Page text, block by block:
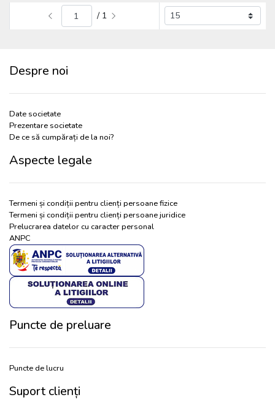
/ 1
Despre noi
Date societate
Prezentare societate
De ce să cumpărați de la noi?
Aspecte legale
Termeni și condiții pentru clienți persoane fizice
Termeni și condiții pentru clienți persoane juridice
Prelucrarea datelor cu caracter personal
ANPC
Puncte de preluare
Puncte de lucru
Suport clienți